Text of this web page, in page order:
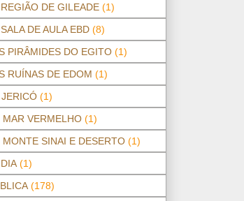
DE GILEADE (1)
DE AULA EBD (8)
PIRÂMIDES DO EGITO (1)
RUÍNAS DE EDOM (1)
(1)
VERMELHO (1)
SINAI E DESERTO (1)
(1)
(178)